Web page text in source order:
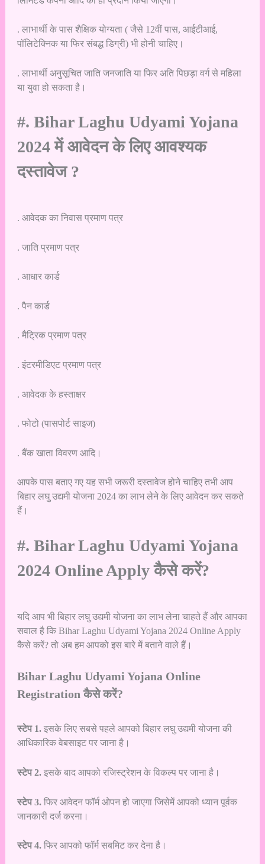
. लाभार्थी के पास शैक्षिक योग्यता ( जैसे 12वीं पास, आईटीआई,
पॉलिटेक्निक या फिर संबद्ध डिग्री) भी होनी चाहिए।
. लाभार्थी अनुसूचित जाति जनजाति या फिर अति पिछड़ा वर्ग से महिला
या युवा हो सकता है।
#. Bihar Laghu Udyami Yojana
2024 में आवेदन के लिए आवश्यक
दस्तावेज ?
. आवेदक का निवास प्रमाण पत्र
. जाति प्रमाण पत्र
. आधार कार्ड
. पैन कार्ड
. मैट्रिक प्रमाण पत्र
. इंटरमीडिएट प्रमाण पत्र
. आवेदक के हस्ताक्षर
. फोटो (पासपोर्ट साइज)
. बैंक खाता विवरण आदि।
आपके पास बताए गए यह सभी जरूरी दस्तावेज होने चाहिए तभी आप
बिहार लघु उद्यमी योजना 2024 का लाभ लेने के लिए आवेदन कर सकते
हैं।
#. Bihar Laghu Udyami Yojana
2024 Online Apply कैसे करें?
यदि आप भी बिहार लघु उद्यमी योजना का लाभ लेना चाहते हैं और आपका
सवाल है कि Bihar Laghu Udyami Yojana 2024 Online Apply
कैसे करें? तो अब हम आपको इस बारे में बताने वाले हैं।
Bihar Laghu Udyami Yojana Online
Registration कैसे करें?
स्टेप 1.इसके लिए सबसे पहले आपको बिहार लघु उद्यमी योजना की
आधिकारिक वेबसाइट पर जाना है।
स्टेप 2. इसके बाद आपको रजिस्ट्रेशन के विकल्प पर जाना है।
स्टेप 3. फिर आवेदन फॉर्म ओपन हो जाएगा जिसेमें आपको ध्यान पूर्वक
जानकारी दर्ज करना।
स्टेप 4. फिर आपको फॉर्म सबमिट कर देना है।